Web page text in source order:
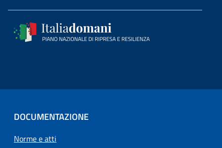
DOCUMENTAZIONE
Norme e atti